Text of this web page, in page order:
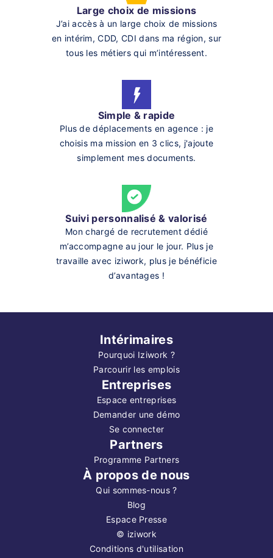
Large choix de missions
J’ai accès à un large choix de missions
en intérim, CDD, CDI dans ma région, sur
tous les métiers qui m’intéressent.
Simple & rapide
Plus de déplacements en agence : je
choisis ma mission en 3 clics, j'ajoute
simplement mes documents.
Suivi personnalisé & valorisé
Mon chargé de recrutement dédié
m’accompagne au jour le jour. Plus je
travaille avec iziwork, plus je bénéficie
d’avantages !
Intérimaires
Pourquoi Iziwork ?
Parcourir les emplois
Entreprises
Espace entreprises
Demander une démo
Se connecter
Partners
Programme Partners
À propos de nous
Qui sommes-nous ?
Blog
Espace Presse
© iziwork
Conditions d'utilisation